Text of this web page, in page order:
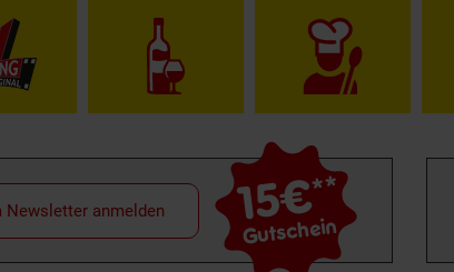
15€**
Gutschein
Newsletter anmelden